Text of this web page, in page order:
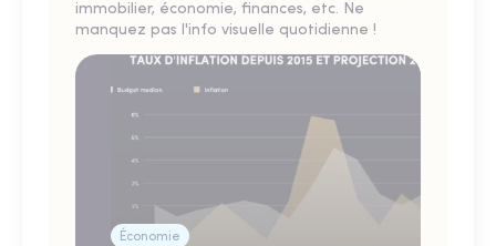
immobilier, économie, finances, etc. Ne
manquez pas l'info visuelle quotidienne !
Économie